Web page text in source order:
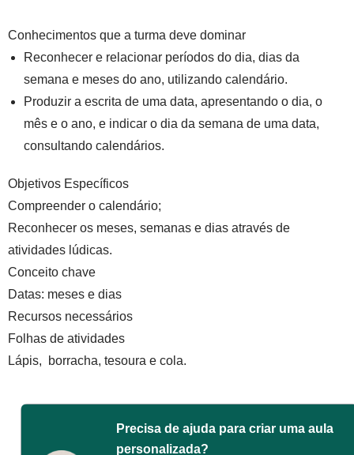
Conhecimentos que a turma deve dominar
Reconhecer e relacionar períodos do dia, dias da
semana e meses do ano, utilizando calendário.
Produzir a escrita de uma data, apresentando o dia, o
mês e o ano, e indicar o dia da semana de uma data,
consultando calendários.
Objetivos Específicos
Compreender o calendário;
Reconhecer os meses, semanas e dias através de
atividades lúdicas.
Conceito chave
Datas: meses e dias
Recursos necessários
Folhas de atividades
Lápis, borracha, tesoura e cola.
Precisa de ajuda para criar uma aula
personalizada?